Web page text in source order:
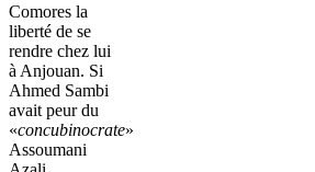
Comores la
liberté de se
rendre chez lui
à Anjouan. Si
Ahmed Sambi
avait peur du
«concubinocrate»
Assoumani